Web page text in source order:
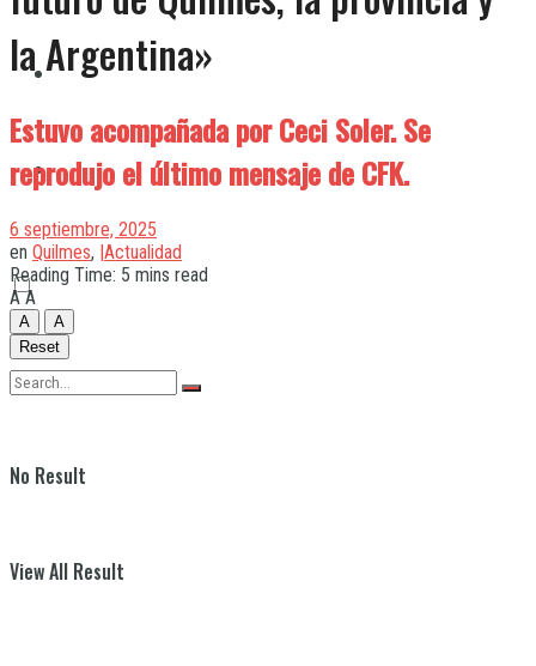
Quilmes
Varela
No Result
View All Result
la Argentina»
Estuvo acompañada por Ceci Soler. Se
reprodujo el último mensaje de CFK.
6 septiembre, 2025
en Quilmes, |Actualidad
Reading Time: 5 mins read
A A
A
A
Reset